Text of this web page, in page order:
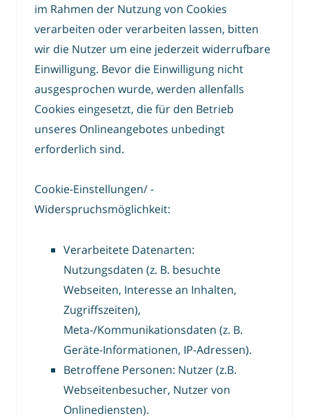
im Rahmen der Nutzung von Cookies
verarbeiten oder verarbeiten lassen, bitten
wir die Nutzer um eine jederzeit widerrufbare
Einwilligung. Bevor die Einwilligung nicht
ausgesprochen wurde, werden allenfalls
Cookies eingesetzt, die für den Betrieb
unseres Onlineangebotes unbedingt
erforderlich sind.
Cookie-Einstellungen/ -
Widerspruchsmöglichkeit:
Verarbeitete Datenarten:
Nutzungsdaten (z. B. besuchte
Webseiten, Interesse an Inhalten,
Zugriffszeiten),
Meta-/Kommunikationsdaten (z. B.
Geräte-Informationen, IP-Adressen).
Betroffene Personen: Nutzer (z.B.
Webseitenbesucher, Nutzer von
Onlinediensten).